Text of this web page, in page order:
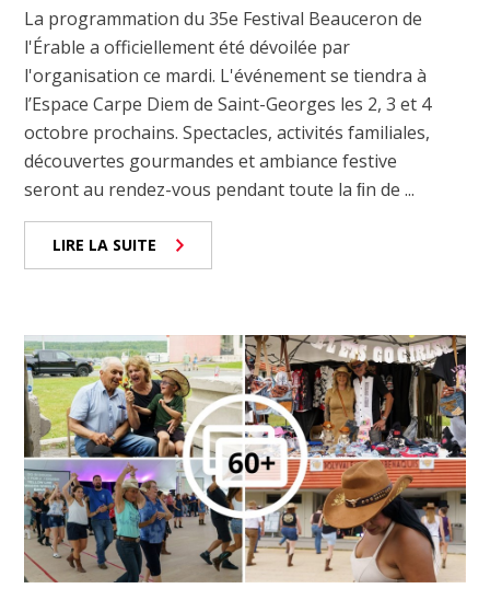
La programmation du 35e Festival Beauceron de
l'Érable a officiellement été dévoilée par
l'organisation ce mardi. L'événement se tiendra à
l’Espace Carpe Diem de Saint-Georges les 2, 3 et 4
octobre prochains. Spectacles, activités familiales,
découvertes gourmandes et ambiance festive
seront au rendez-vous pendant toute la ﬁn de ...
LIRE LA SUITE